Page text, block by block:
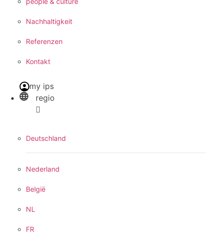
Nachhaltigkeit
Referenzen
Kontakt
my ips
regio
Deutschland
Nederland
België
NL
FR